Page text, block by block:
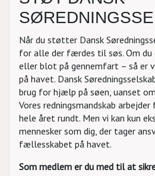
Når du støtter Dansk
for alle der færdes til søs. Om du
eller blot på gennemfart – så
på havet. Dansk
brug for hjælp på søen, uanset
Vores redningsmandskab
hele året rundt. Men vi kan kun
mennesker som dig, der tager
fællesskabet på havet.
Som medlem er du med til at